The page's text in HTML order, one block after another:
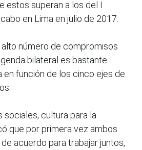
estos superan a los del I
en Lima en julio de 2017.
número de compromisos
bilateral es bastante
en función de los cinco ejes de
sociales, cultura para la
que por primera vez ambos
acuerdo para trabajar juntos,